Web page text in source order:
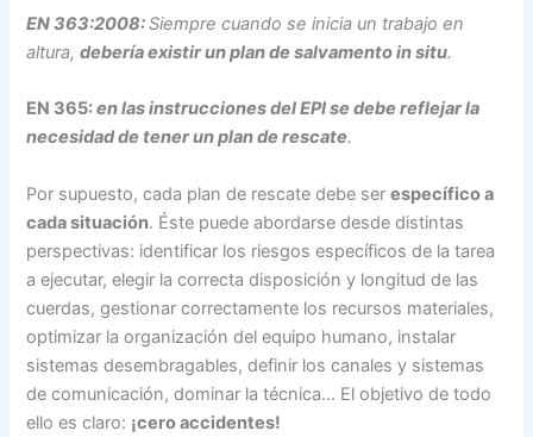
EN 363:2008:Siempre cuando se inicia un trabajo en
altura,debería existir un plan de salvamento in situ.
EN 365:en las instrucciones del EPI se debe reflejar la
necesidad de tener un plan de rescate.
Por supuesto, cada plan de rescate debe serespecífico a
cada situación. Éste puede abordarse desde distintas
perspectivas: identificar los riesgos específicos de la tarea
a ejecutar, elegir la correcta disposición y longitud de las
cuerdas, gestionar correctamente los recursos materiales,
optimizar la organización del equipo humano, instalar
sistemas desembragables, definir los canales y sistemas
de comunicación, dominar la técnica… El objetivo de todo
ello es claro: ¡cero accidentes!